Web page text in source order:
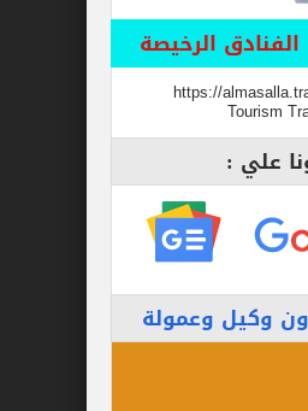
الرخيصة
https://
Tourism
علي :
وكيل وعمولة